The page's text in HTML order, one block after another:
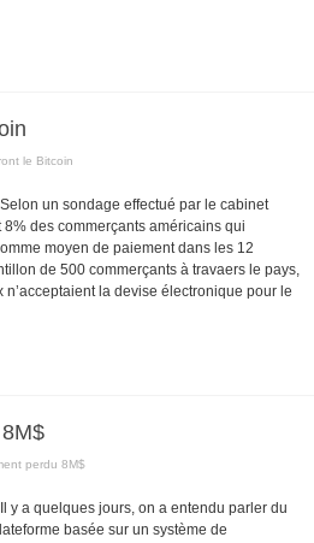
le Bitcoin
un sondage effectué par le cabinet
des commerçants américains qui
moyen de paiement dans les 12
de 500 commerçants à travaers le pays,
n’acceptaient la devise électronique pour le
perdu 8M$
y a quelques jours, on a entendu parler du
basée sur un système de